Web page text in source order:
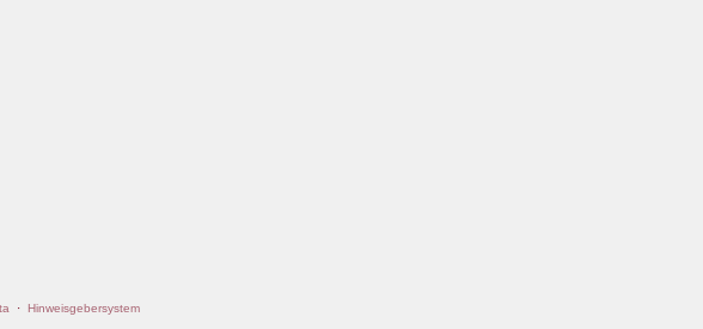
· Hinweisgebersystem